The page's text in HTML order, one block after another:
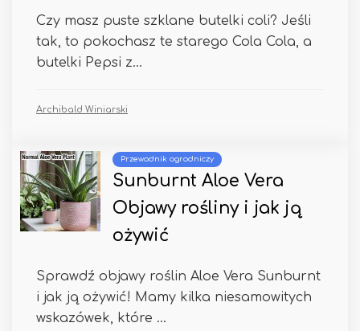
Czy masz puste szklane butelki coli? Jeśli
tak, to pokochasz te starego Cola Cola, a
butelki Pepsi z...
Archibald Winiarski
Przewodnik ogrodniczy
Sunburnt Aloe Vera
Objawy rośliny i jak ją
ożywić
Sprawdź objawy roślin Aloe Vera Sunburnt
i jak ją ożywić! Mamy kilka niesamowitych
wskazówek, które ...